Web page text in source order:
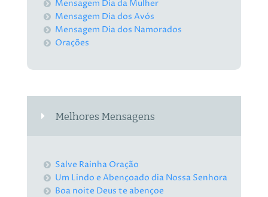
Mensagem Dia da Mulher
Mensagem Dia dos Avós
Mensagem Dia dos Namorados
Orações
Melhores Mensagens
Salve Rainha Oração
Um Lindo e Abençoado dia Nossa Senhora
Boa noite Deus te abençoe